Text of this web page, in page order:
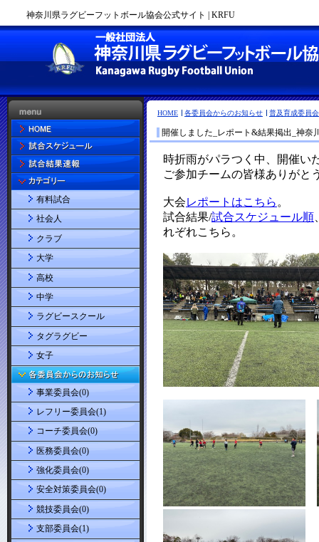
神奈川県ラグビーフットボール協会公式サイト | KRFU
HOME 各委員会からのお知らせ 普及育成委員会
開催しました_レポート&結果掲出_神奈
有料試合
社会人
クラブ
大学
高校
中学
ラグビースクール
タグラグビー
女子
事業委員会(0)
レフリー委員会(1)
コーチ委員会(0)
医務委員会(0)
強化委員会(0)
安全対策委員会(0)
競技委員会(0)
支部委員会(1)